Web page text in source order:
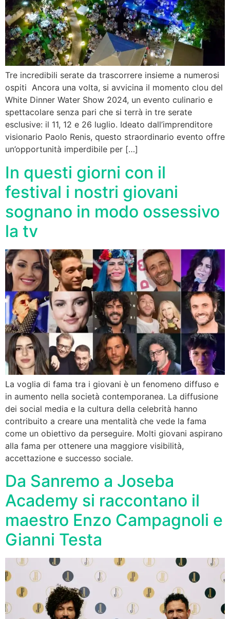
Tre incredibili serate da trascorrere insieme a numerosi
ospiti Ancora una volta, si avvicina il momento clou del
White Dinner Water Show 2024, un evento culinario e
spettacolare senza pari che si terrà in tre serate
esclusive: il 11, 12 e 26 luglio. Ideato dall’imprenditore
visionario Paolo Renis, questo straordinario evento offre
un’opportunità imperdibile per […]
In questi giorni con il
festival i nostri giovani
sognano in modo ossessivo
la tv
La voglia di fama tra i giovani è un fenomeno diffuso e
in aumento nella società contemporanea. La diffusione
dei social media e la cultura della celebrità hanno
contribuito a creare una mentalità che vede la fama
come un obiettivo da perseguire. Molti giovani aspirano
alla fama per ottenere una maggiore visibilità,
accettazione e successo sociale.
Da Sanremo a Joseba
Academy si raccontano il
maestro Enzo Campagnoli e
Gianni Testa